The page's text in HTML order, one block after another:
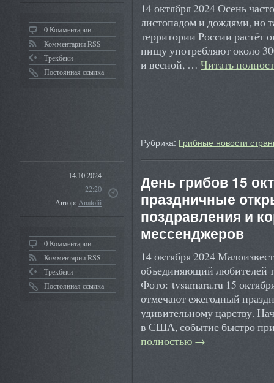
0 Комментарии
Комментарии RSS
Трекбеки
Постоянная ссылка
14 октября 2024 Осень
листопадом и дождями, но
территории России растёт
пищу употребляют около
и весной, … Читать
Рубрика: Грибные новости
14.10.2024
22:20
Автор:Anatolii
0 Комментарии
Комментарии RSS
Трекбеки
Постоянная ссылка
День грибов 15
праздничные
поздравления и
мессенджеров
14 октября 2024
объединяющий любителей
Фото: tvsamara.ru 15
отмечают ежегодный
удивительному царству.
в США, событие быстро
полностью →